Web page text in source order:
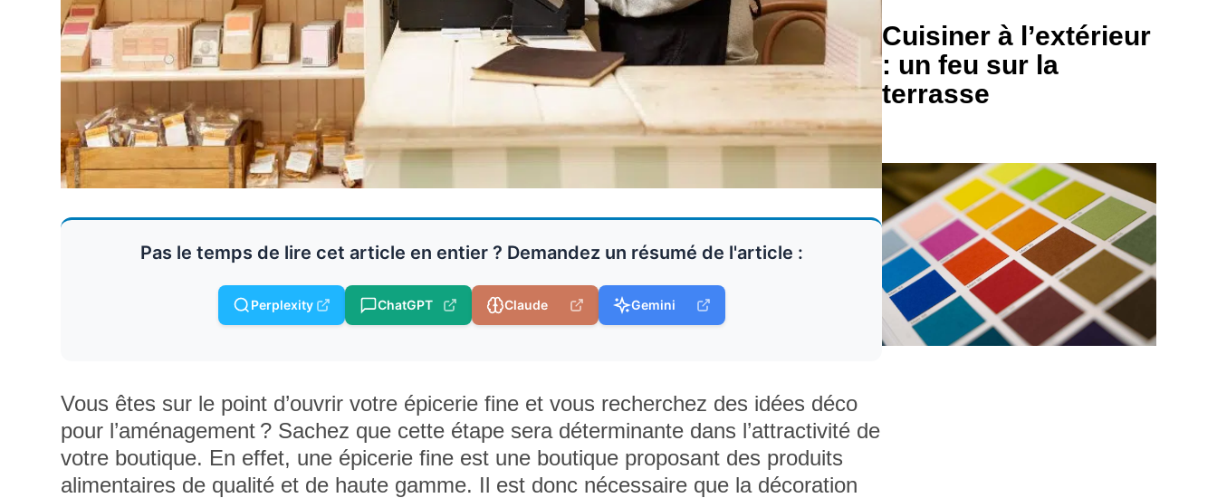
Pas le temps de lire cet article en entier ? Demandez un résumé de l'article :
Perplexity ChatGPT Claude Gemini
Vous êtes sur le point d’ouvrir votre épicerie fine et vous recherchez des idées déco
pour l’aménagement ? Sachez que cette étape sera déterminante dans l’attractivité de
votre boutique. En effet, une épicerie fine est une boutique proposant des produits
alimentaires de qualité et de haute gamme. Il est donc nécessaire que la décoration
Cuisiner à l’extérieur
: un feu sur la
terrasse